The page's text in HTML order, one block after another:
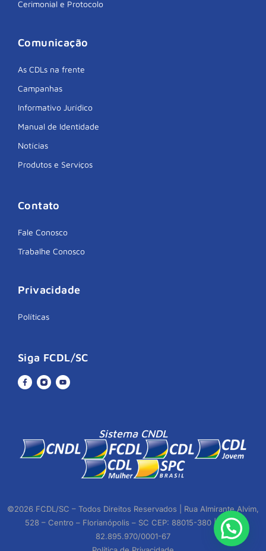
Cerimonial e Protocolo
Comunicação
As CDLs na frente
Campanhas
Informativo Jurídico
Manual de Identidade
Notícias
Produtos e Serviços
Contato
Fale Conosco
Trabalhe Conosco
Privacidade
Políticas
Siga FCDL/SC
Sistema CNDL
©2026 FCDL/SC – Todos Direitos Reservados | Rua Almirante Alvim,
528 – Centro – Florianópolis – SC CEP: 88015-380 | CNPJ:
82.895.970/0001-67